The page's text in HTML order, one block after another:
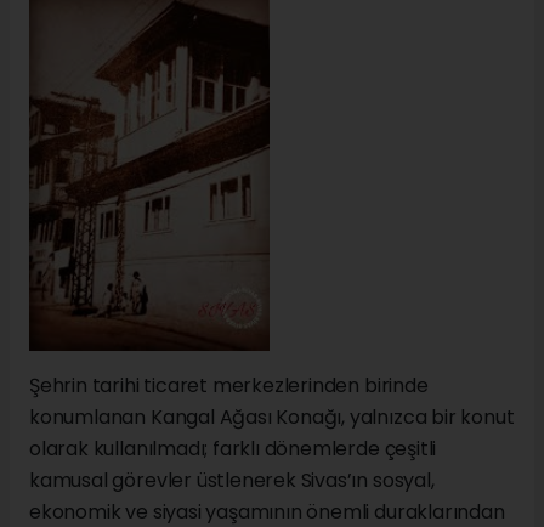
Şehrin tarihi ticaret merkezlerinden birinde
konumlanan Kangal Ağası Konağı, yalnızca bir konut
olarak kullanılmadı; farklı dönemlerde çeşitli
kamusal görevler üstlenerek Sivas’ın sosyal,
ekonomik ve siyasi yaşamının önemli duraklarından